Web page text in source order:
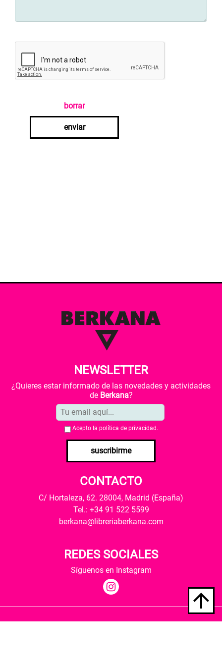
borrar
enviar
NEWSLETTER
¿Quieres estar informado de las novedades y actividades
de Berkana?
Acepto la política de privacidad .
suscribirme
CONTACTO
C/ Hortaleza, 62. 28004, Madrid (España)
Tel.: +34 91 522 5599
berkana@libreriaberkana.com
REDES SOCIALES
Síguenos en Instagram